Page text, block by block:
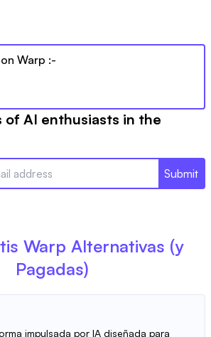
Warp :-
of AI enthusiasts in the
Submit
Warp Alternativas (y
Pagadas)
impulsada por IA diseñada para